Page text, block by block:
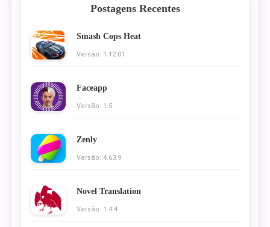
Postagens Recentes
Smash Cops Heat
Versão: 1.12.01
Faceapp
Versão: 1.5
Zenly
Versão: 4.63.9
Novel Translation
Versão: 1.4.4